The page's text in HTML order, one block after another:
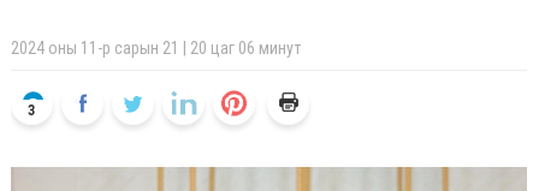
2024 оны 11-р сарын 21 | 20 цаг 06 минут
3